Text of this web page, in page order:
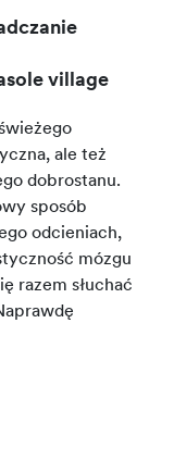
village
ale też
dobrostanu.
sposób
odcieniach,
mózgu
razem słuchać